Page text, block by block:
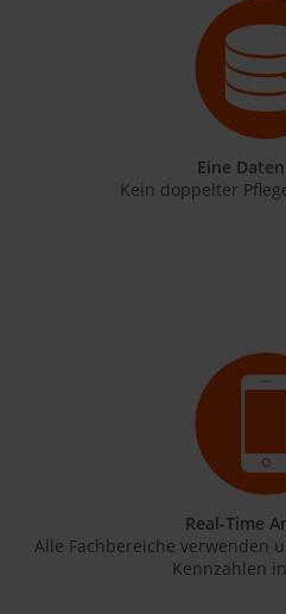
Eine
Kein doppelter
Real-Time
Alle Fachbereiche verwenden
Kennzahlen